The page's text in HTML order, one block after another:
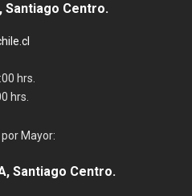
Santiago Centro.
hrs.
hrs.
Mayor:
Santiago Centro.